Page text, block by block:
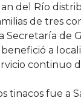
del Río
de tres
Secretaría de
a
continuo
tinacos fue a